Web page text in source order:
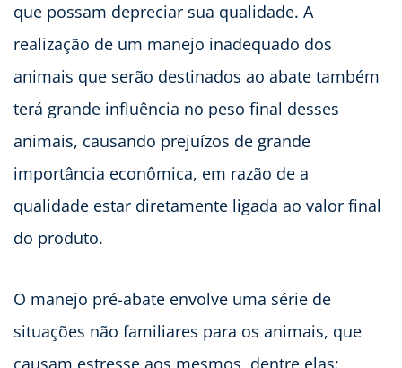
que possam depreciar sua qualidade. A
realização de um manejo inadequado dos
animais que serão destinados ao abate também
terá grande influência no peso final desses
animais, causando prejuízos de grande
importância econômica, em razão de a
qualidade estar diretamente ligada ao valor final
do produto.
O manejo pré-abate envolve uma série de
situações não familiares para os animais, que